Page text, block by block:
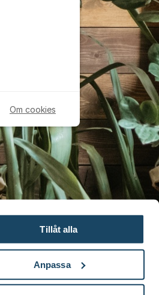
Tillåt alla
Anpassa
Om cookies